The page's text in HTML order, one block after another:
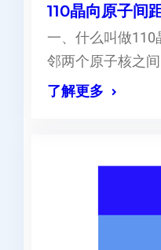
110晶向原子间
一、什么叫做110
邻两个原子核之
了解更多